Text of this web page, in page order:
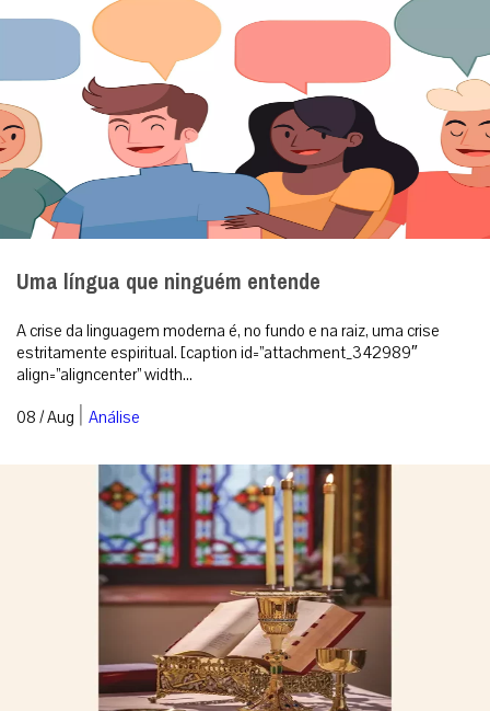
Uma língua que ninguém entende
A crise da linguagem moderna é, no fundo e na raiz, uma crise
estritamente espiritual. [caption id=”attachment_342989″
align=”aligncenter” width...
08 / Aug | Análise